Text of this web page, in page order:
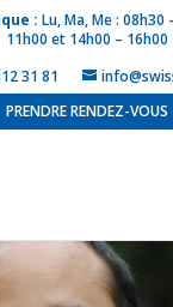
: Lu, Ma, Me : 08h30
11h00 et 14h00 – 16h00
31 81
PRENDRE RENDEZ-VOUS